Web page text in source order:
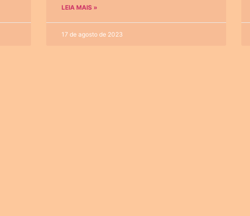
LEIA MAIS »
17 de agosto de 2023